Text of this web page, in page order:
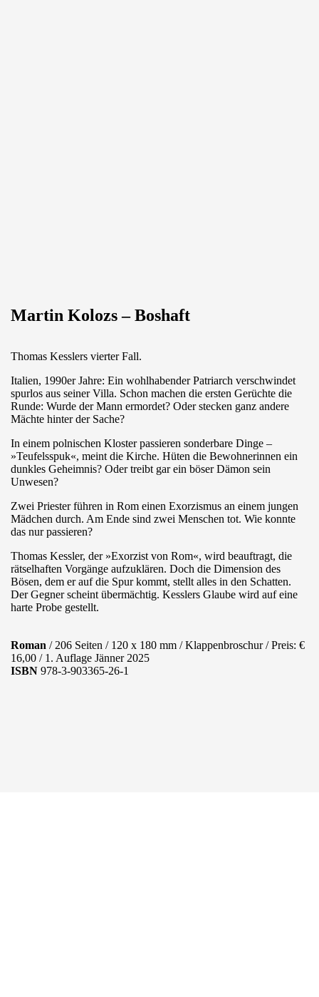
Martin Kolozs – Boshaft
Thomas Kesslers vierter Fall.
Italien, 1990er Jahre: Ein wohlhabender Patriarch verschwindet
spurlos aus seiner Villa. Schon machen die ersten Gerüchte die
Runde: Wurde der Mann ermordet? Oder stecken ganz andere
Mächte hinter der Sache?
In einem polnischen Kloster passieren sonderbare Dinge –
»Teufelsspuk«, meint die Kirche. Hüten die Bewohnerinnen ein
dunkles Geheimnis? Oder treibt gar ein böser Dämon sein
Unwesen?
Zwei Priester führen in Rom einen Exorzismus an einem jungen
Mädchen durch. Am Ende sind zwei Menschen tot. Wie konnte
das nur passieren?
Thomas Kessler, der »Exorzist von Rom«, wird beauftragt, die
rätselhaften Vorgänge aufzuklären. Doch die Dimension des
Bösen, dem er auf die Spur kommt, stellt alles in den Schatten.
Der Gegner scheint übermächtig. Kesslers Glaube wird auf eine
harte Probe gestellt.
Roman / 206 Seiten / 120 x 180 mm / Klappenbroschur / Preis: €
16,00 / 1. Auflage Jänner 2025
ISBN 978-3-903365-26-1